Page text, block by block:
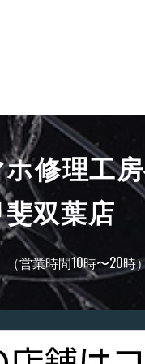
修理工
双葉店
（営業時間10時〜20時